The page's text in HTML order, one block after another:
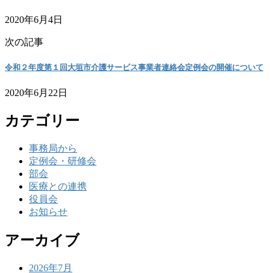
2020年6月4日
次の記事
令和２年度第１回大垣市介護サービス事業者連絡会定例会の開催について
2020年6月22日
カテゴリー
事務局から
定例会・研修会
部会
医療との連携
役員会
お知らせ
アーカイブ
2026年7月